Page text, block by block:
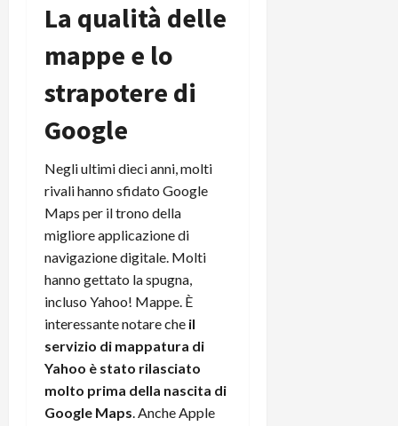
La qualità delle
mappe e lo
strapotere di
Google
Negli ultimi dieci anni, molti
rivali hanno sfidato Google
Maps per il trono della
migliore applicazione di
navigazione digitale. Molti
hanno gettato la spugna,
incluso Yahoo! Mappe. È
interessante notare che il
servizio di mappatura di
Yahoo è stato rilasciato
molto prima della nascita di
Google Maps. Anche Apple